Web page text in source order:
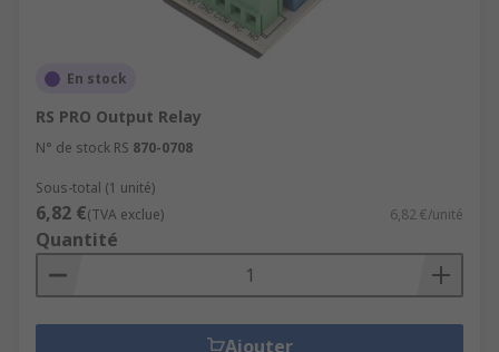
En stock
RS PRO Output Relay
N° de stock RS 870-0708
Sous-total (1 unité)
6,82 €(TVA exclue) 6,82 €/unité
Quantité
Ajouter